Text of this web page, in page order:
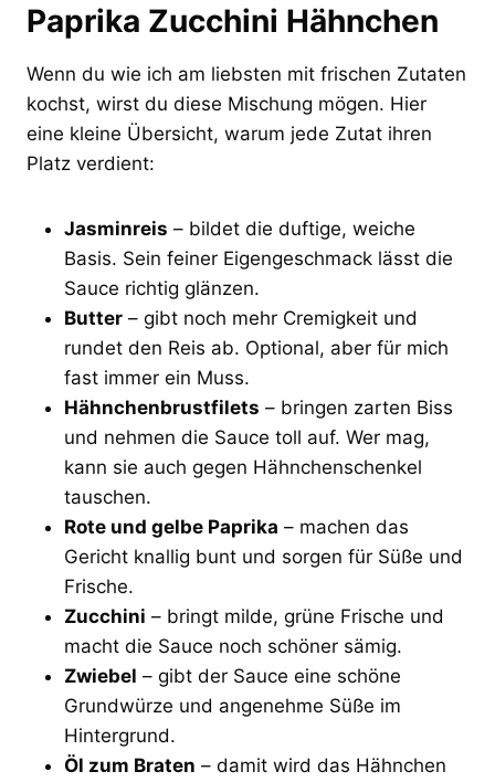
Paprika Zucchini Hähnchen
Wenn du wie ich am liebsten mit frischen Zutaten
kochst, wirst du diese Mischung mögen. Hier
eine kleine Übersicht, warum jede Zutat ihren
Platz verdient:
Jasminreis – bildet die duftige, weiche
Basis. Sein feiner Eigengeschmack lässt die
Sauce richtig glänzen.
Butter – gibt noch mehr Cremigkeit und
rundet den Reis ab. Optional, aber für mich
fast immer ein Muss.
Hähnchenbrustfilets – bringen zarten Biss
und nehmen die Sauce toll auf. Wer mag,
kann sie auch gegen Hähnchenschenkel
tauschen.
Rote und gelbe Paprika – machen das
Gericht knallig bunt und sorgen für Süße und
Frische.
Zucchini – bringt milde, grüne Frische und
macht die Sauce noch schöner sämig.
Zwiebel – gibt der Sauce eine schöne
Grundwürze und angenehme Süße im
Hintergrund.
Öl zum Braten – damit wird das Hähnchen